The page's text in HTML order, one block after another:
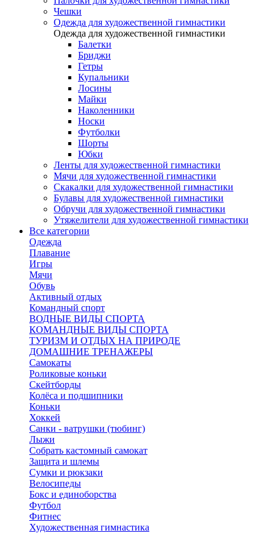
Чешки
Одежда для художественной гимнастики
Одежда для художественной гимнастики
Балетки
Бриджи
Гетры
Купальники
Лосины
Майки
Наколенники
Носки
Футболки
Шорты
Юбки
Ленты для художественной гимнастики
Мячи для художественной гимнастики
Скакалки для художественной гимнастики
Булавы для художественной гимнастики
Обручи для художественной гимнастики
Утяжелители для художественной гимнастики
Все категории
Одежда
Плавание
Игры
Мячи
Обувь
Активный отдых
Командный спорт
ВОДНЫЕ ВИДЫ СПОРТА
КОМАНДНЫЕ ВИДЫ СПОРТА
ТУРИЗМ И ОТДЫХ НА ПРИРОДЕ
ДОМАШНИЕ ТРЕНАЖЕРЫ
Самокаты
Роликовые коньки
Скейтборды
Колёса и подшипники
Коньки
Хоккей
Санки - ватрушки (тюбинг)
Лыжи
Собрать кастомный самокат
Защита и шлемы
Сумки и рюкзаки
Велосипеды
Бокс и единоборства
Футбол
Фитнес
Художественная гимнастика